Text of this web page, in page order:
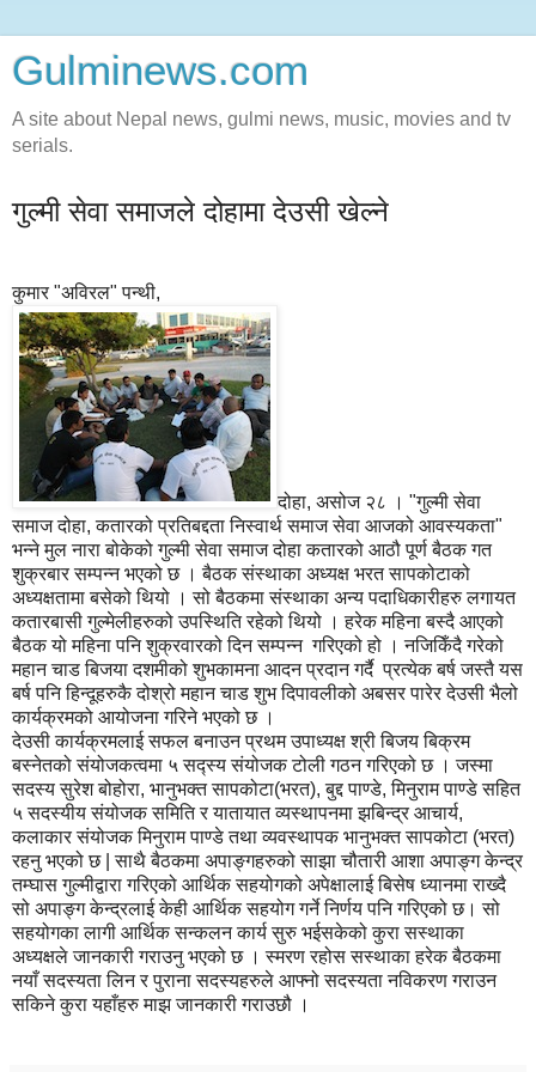
Gulminews.com
A site about Nepal news, gulmi news, music, movies and tv
serials.
गुल्मी सेवा समाजले दोहामा देउसी खेल्ने
कुमार "अविरल" पन्थी,
दोहा, असोज २८ । "गुल्मी सेवा
समाज दोहा, कतारको प्रतिबद्दता निस्वार्थ समाज सेवा आजको आवस्यकता"
भन्ने मुल नारा बोकेको गुल्मी सेवा समाज दोहा कतारको आठौ पूर्ण बैठक गत
शुक्रबार सम्पन्न भएको छ । बैठक संस्थाका अध्यक्ष भरत सापकोटाको
अध्यक्षतामा बसेको थियो । सो बैठकमा संस्थाका अन्य पदाधिकारीहरु लगायत
कतारबासी गुल्मेलीहरुको उपस्थिति रहेको थियो । हरेक महिना बस्दै आएको
बैठक यो महिना पनि शुक्रवारको दिन सम्पन्न गरिएको हो । नजिकिँदै गरेको
महान चाड बिजया दशमीको शुभकामना आदन प्रदान गर्दै प्रत्येक बर्ष जस्तै यस
बर्ष पनि हिन्दूहरुकै दोश्रो महान चाड शुभ दिपावलीको अबसर पारेर देउसी भैलो
कार्यक्रमको आयोजना गरिने भएको छ ।
देउसी कार्यक्रमलाई सफल बनाउन प्रथम उपाध्यक्ष श्री बिजय बिक्रम
बस्नेतको संयोजकत्वमा ५ सद्स्य संयोजक टोली गठन गरिएको छ । जस्मा
सदस्य सुरेश बोहोरा, भानुभक्त सापकोटा(भरत), बुद्द पाण्डे, मिनुराम पाण्डे सहित
५ सदस्यीय संयोजक समिति र यातायात व्यस्थापनमा झबिन्द्र आचार्य,
कलाकार संयोजक मिनुराम पाण्डे तथा व्यवस्थापक भानुभक्त सापकोटा (भरत)
रहनु भएको छ | साथै बैठकमा अपाङ्गहरुको साझा चौतारी आशा अपाङ्ग केन्द्र
तम्घास गुल्मीद्वारा गरिएको आर्थिक सहयोगको अपेक्षालाई बिसेष ध्यानमा राख्दै
सो अपाङ्ग केन्द्रलाई केही आर्थिक सहयोग गर्ने निर्णय पनि गरिएको छ। सो
सहयोगका लागी आर्थिक सन्कलन कार्य सुरु भईसकेको कुरा सस्थाका
अध्यक्षले जानकारी गराउनु भएको छ । स्मरण रहोस सस्थाका हरेक बैठकमा
नयाँ सदस्यता लिन र पुराना सदस्यहरुले आफ्नो सदस्यता नविकरण गराउन
सकिने कुरा यहाँहरु माझ जानकारी गराउछौ ।